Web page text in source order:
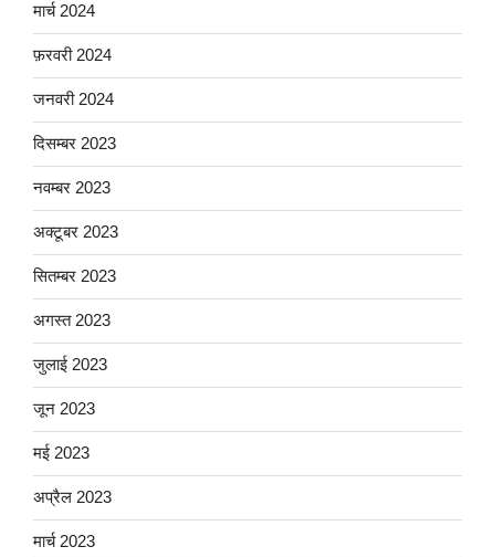
मार्च 2024
फ़रवरी 2024
जनवरी 2024
दिसम्बर 2023
नवम्बर 2023
अक्टूबर 2023
सितम्बर 2023
अगस्त 2023
जुलाई 2023
जून 2023
मई 2023
अप्रैल 2023
मार्च 2023